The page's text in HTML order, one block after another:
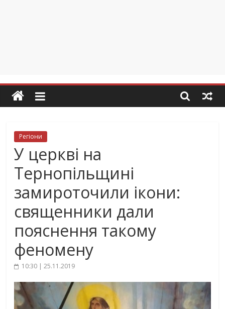
Регіони
У церкві на
Тернопільщині
замироточили ікони:
священники дали
пояснення такому
феномену
10:30 | 25.11.2019